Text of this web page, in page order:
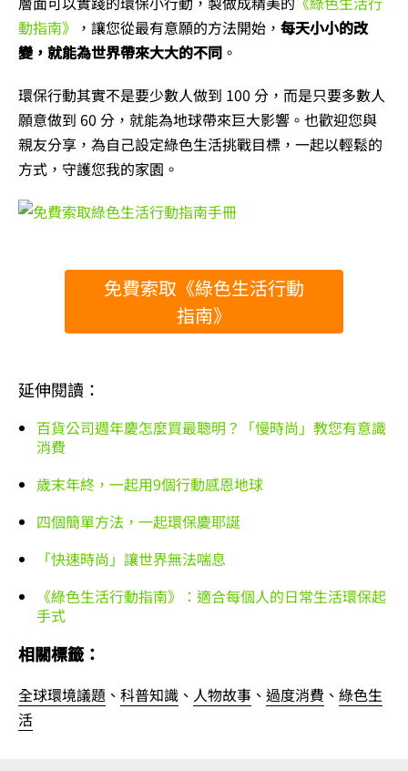
動指南》 ，讓您從最有意願的方法開始， 每天小小的改
變，就能為世界帶來大大的不同 。
環保行動其實不是要少數人做到 100 分，而是只要多數人
願意做到 60 分，就能為地球帶來巨大影響。也歡迎您與
親友分享，為自己設定綠色生活挑戰目標，一起以輕鬆的
方式，守護您我的家園。
免費索取《綠色生活行動
指南》
延伸閱讀：
百貨公司週年慶怎麼買最聰明？「慢時尚」教您有意識
消費
歲末年終，一起用9個行動感恩地球
四個簡單方法，一起環保慶耶誕
「快速時尚」讓世界無法喘息
《綠色生活行動指南》：適合每個人的日常生活環保起
手式
相關標籤：
全球環境議題 、 科普知識 、 人物故事 、 過度消費 、 綠色生
活